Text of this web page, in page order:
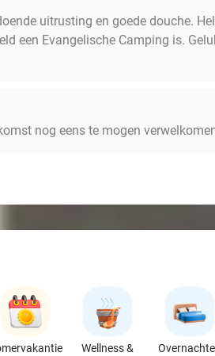
uitrusting en goede douche.
een Evangelische Camping is.
nog eens te mogen
Wellness &